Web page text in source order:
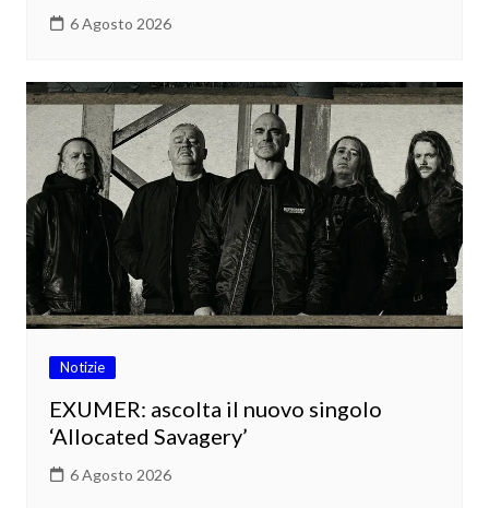
6 Agosto 2026
Notizie
EXUMER: ascolta il nuovo singolo
‘Allocated Savagery’
6 Agosto 2026